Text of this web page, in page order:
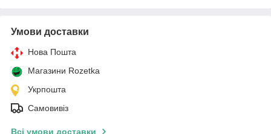
Умови доставки
Нова Пошта
Магазини Rozetka
Укрпошта
Самовивіз
Всі умови доставки